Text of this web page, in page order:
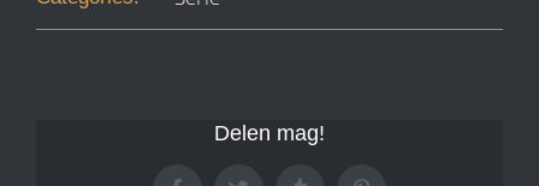
Delen mag!